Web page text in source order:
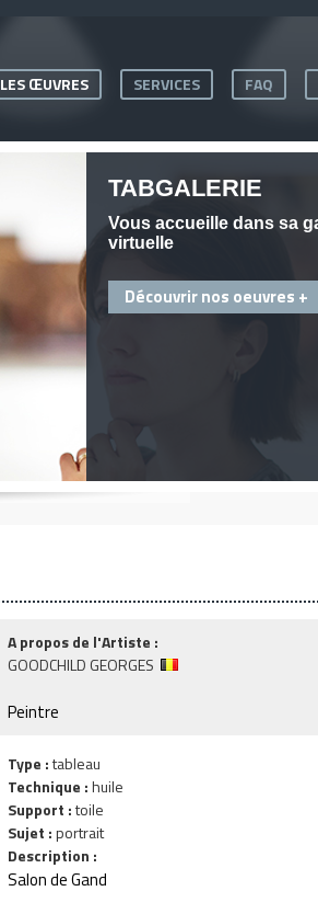
LES ŒUVRES SERVICES FAQ
A propos de l'Artiste :
GOODCHILD GEORGES
Peintre
Type :tableau
Technique :huile
Support :toile
Sujet :portrait
Description :
Salon de Gand